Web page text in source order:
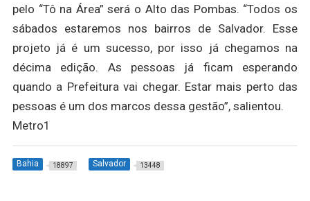
pelo “Tô na Área” será o Alto das Pombas. “Todos os
sábados estaremos nos bairros de Salvador. Esse
projeto já é um sucesso, por isso já chegamos na
décima edição. As pessoas já ficam esperando
quando a Prefeitura vai chegar. Estar mais perto das
pessoas é um dos marcos dessa gestão”, salientou.
Metro1
Bahia 18897 Salvador 13448